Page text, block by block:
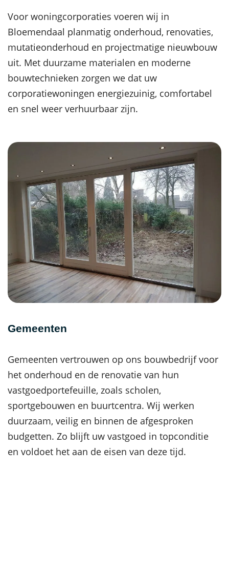
Voor woningcorporaties voeren wij in
Bloemendaal planmatig onderhoud, renovaties,
mutatieonderhoud en projectmatige nieuwbouw
uit. Met duurzame materialen en moderne
bouwtechnieken zorgen we dat uw
corporatiewoningen energiezuinig, comfortabel
en snel weer verhuurbaar zijn.
Gemeenten
Gemeenten vertrouwen op ons bouwbedrijf voor
het onderhoud en de renovatie van hun
vastgoedportefeuille, zoals scholen,
sportgebouwen en buurtcentra. Wij werken
duurzaam, veilig en binnen de afgesproken
budgetten. Zo blijft uw vastgoed in topconditie
en voldoet het aan de eisen van deze tijd.